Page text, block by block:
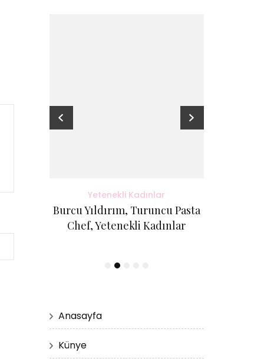
Yetenekli Kadınlar
Burcu Yıldırım, Turuncu Pasta
Chef, Yetenekli Kadınlar
Anasayfa
Künye